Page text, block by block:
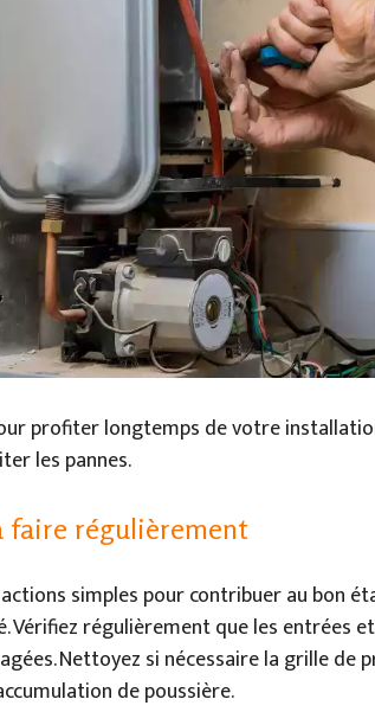
profiter longtemps de votre
les pannes.
faire régulièrement
simples pour contribuer au bon
Vérifiez régulièrement que les entrées
Nettoyez si nécessaire la grille
de poussière.